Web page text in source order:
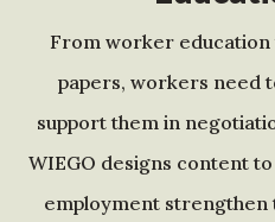
From worker
papers, workers need
support them in
WIEGO designs content
employment